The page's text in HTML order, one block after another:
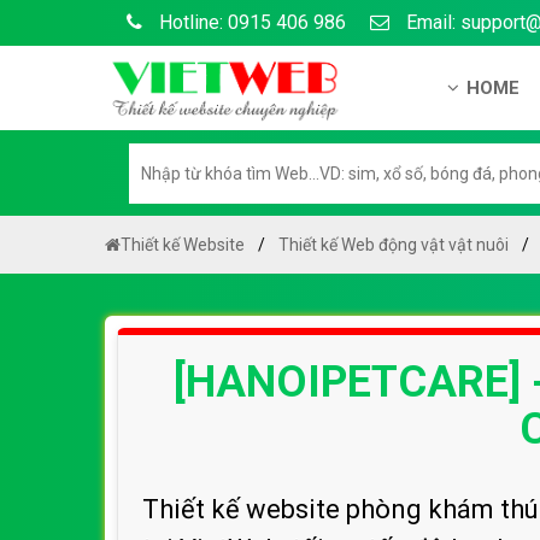
Hotline: 0915 406 986 Email:
HOME
Hướng
Chính
Chính
Liên hệ
Thiết kế Website Thiết kế Web động vật vật nuôi
Thiết kế website phòng khám